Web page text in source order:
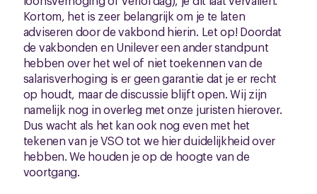
Kortom, het is zeer belangrijk om je te laten
adviseren door de vakbond hierin. Let op! Doordat
de vakbonden en Unilever een ander standpunt
hebben over het wel of niet toekennen van de
salarisverhoging is er geen garantie dat je er recht
op houdt, maar de discussie blijft open. Wij zijn
namelijk nog in overleg met onze juristen hierover.
Dus wacht als het kan ook nog even met het
tekenen van je VSO tot we hier duidelijkheid over
hebben. We houden je op de hoogte van de
voortgang.